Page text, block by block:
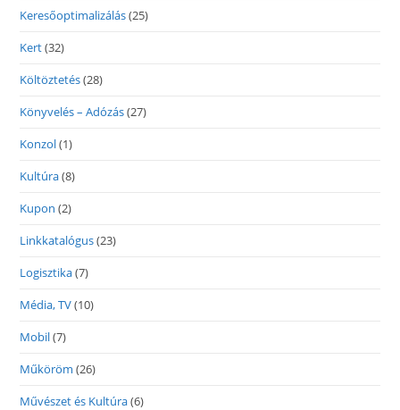
Keresőoptimalizálás(25)
Kert(32)
Költöztetés(28)
Könyvelés – Adózás(27)
Konzol(1)
Kultúra(8)
Kupon (2)
Linkkatalógus(23)
Logisztika(7)
Média, TV(10)
Mobil(7)
Műköröm (26)
Művészet és Kultúra(6)